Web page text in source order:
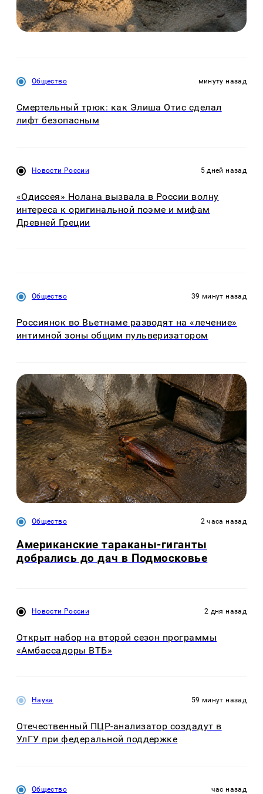
Общество минуту назад
Смертельный трюк: как Элиша Отис сделал
лифт безопасным
Новости России 5 дней назад
«Одиссея» Нолана вызвала в России волну
интереса к оригинальной поэме и мифам
Древней Греции
Общество 39 минут назад
Россиянок во Вьетнаме разводят на «лечение»
интимной зоны общим пульверизатором
Общество 2 часа назад
Американские тараканы-гиганты
добрались до дач в Подмосковье
Новости России 2 дня назад
Открыт набор на второй сезон программы
«Амбассадоры ВТБ»
Наука 59 минут назад
Отечественный ПЦР-анализатор создадут в
УлГУ при федеральной поддержке
Общество час назад